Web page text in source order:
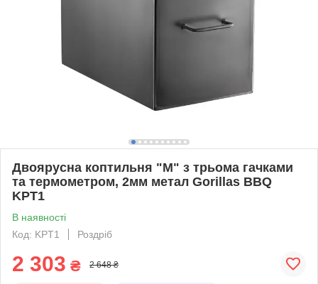
Двоярусна коптильня "М" з трьома гачками
та термометром, 2мм метал Gorillas BBQ
KPT1
В наявності
Код: KPT1
Роздріб
2 303 ₴ 2 648 ₴